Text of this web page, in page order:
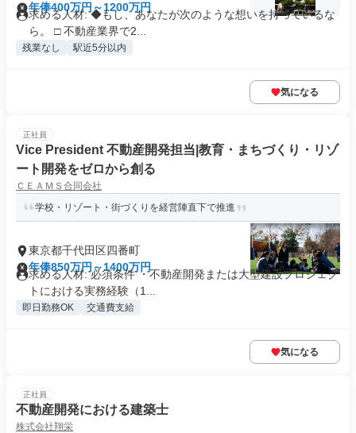
年俸400万円～1200万円
求める人材: ◆もし、あなたが次のような想いを持っているな
ら。 □ 不動産業界で2...
残業なし 駅近5分以内
気になる
正社員
Vice President 不動産開発担当|教育・まちづくり・リゾ
ート開発をゼロから創る
ＣＥＡＭＳ合同会社
学校・リゾート・街づくりを経営陣直下で推進
東京都千代田区四番町
年俸850万円～1400万円
求める人材: 必須条件 ・不動産開発または大型建設プロジェク
トにおける実務経験（1...
即日勤務OK 交通費支給
気になる
正社員
不動産開発における建築士
株式会社翔栄